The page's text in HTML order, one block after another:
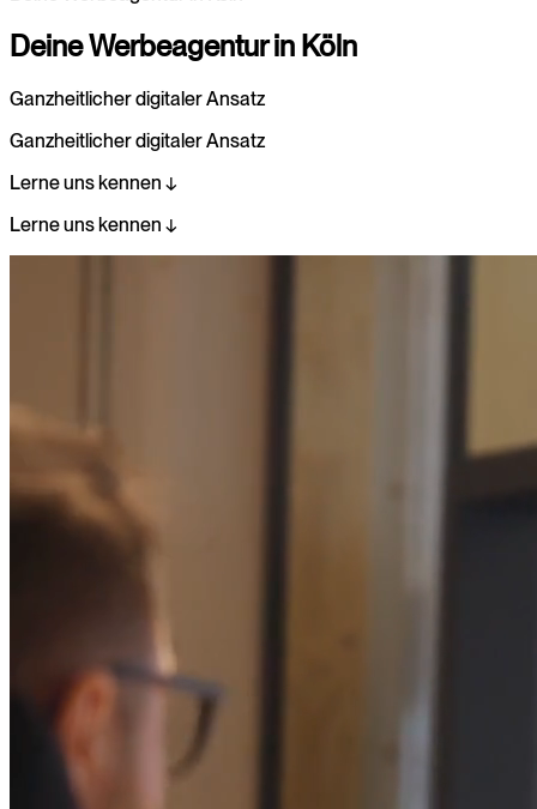
DeineWerbeagentur in Köln
Ganzheitlicher digitaler Ansatz
GanzheitlicherdigitalerAnsatz
Lerne uns kennen ↓
Lerneunskennen ↓